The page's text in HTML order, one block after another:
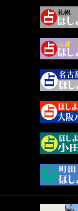
藻那ムール (2)
白丸モカ (180)
水浅葱 旬時 (150)
阿佐霧 峰麿 (37)
源 彩乃 (65)
美月マーシャ (211)
芽百マミム (739)
真巳華 - Mamika - (268)
プラタ 真寿 (164)
紅月Luru (4)
ルーカス伽豆海 (1111)
2024年3月 (49)
2024年2月 (40)
2024年1月 (63)
2023年12月 (86)
2023年11月 (67)
2023年10月 (36)
2023年9月 (37)
2023年8月 (46)
2023年7月 (59)
2023年6月 (73)
2023年5月 (67)
2023年4月 (73)
2023年2月 (99)